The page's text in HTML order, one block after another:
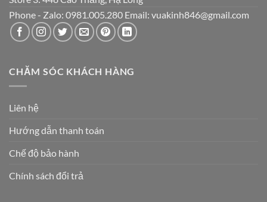
Phone - Zalo: 0981.005.280 Email: vuakinh846@gmail.com
CHĂM SÓC KHÁCH HÀNG
Liên hệ
Hướng dẫn thanh toán
Chế độ bảo hành
Chính sách đổi trả